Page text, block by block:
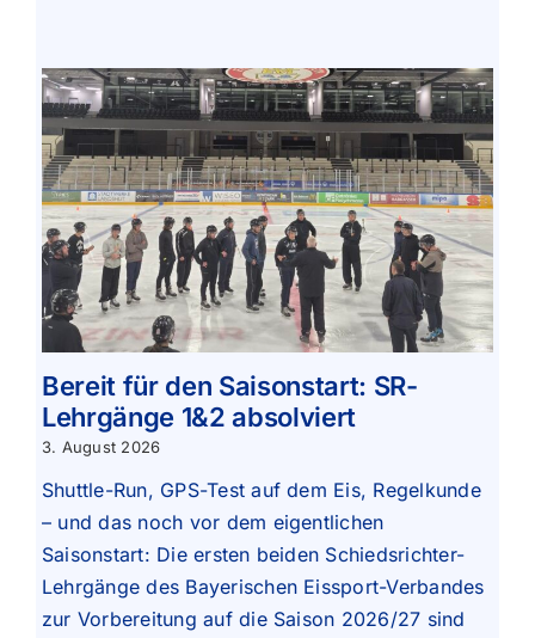
Bereit für den Saisonstart: SR-
Lehrgänge 1&2 absolviert
3. August 2026
Shuttle-Run, GPS-Test auf dem Eis, Regelkunde
– und das noch vor dem eigentlichen
Saisonstart: Die ersten beiden Schiedsrichter-
Lehrgänge des Bayerischen Eissport-Verbandes
zur Vorbereitung auf die Saison 2026/27 sind